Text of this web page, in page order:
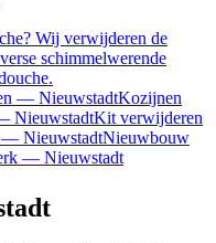
Wij verwijderen de
schimmelwerende
— NieuwstadtKozijnen
NieuwstadtKit verwijderen
— NieuwstadtNieuwbouw
— Nieuwstadt